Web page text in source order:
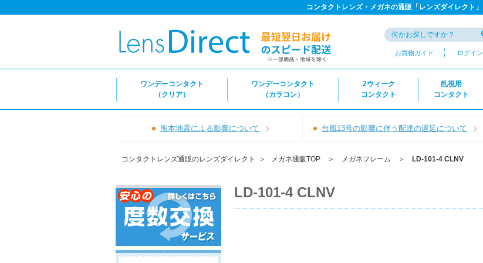
コンタクトレンズ・メガネの通販「レンズダイレクト」
お買物ガイド ログイン
ワンデーコンタクト
（クリア）
ワンデーコンタクト
（カラコン）
2ウィーク
コンタクト
乱視用
コンタクト
熊本地震による影響について 台風13号の影響に伴う配達の遅延について
コンタクトレンズ通販のレンズダイレクト ＞ メガネ通販TOP ＞ メガネフレーム ＞ LD-101-4 CLNV
LD-101-4 CLNV